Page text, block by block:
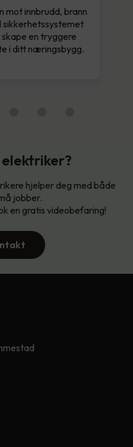
mot innbrudd, brann
sikkerhetssystemet
en tryggere
i ditt næringsbygg.
hjelper deg med både
jobber.
en gratis videobefaring!